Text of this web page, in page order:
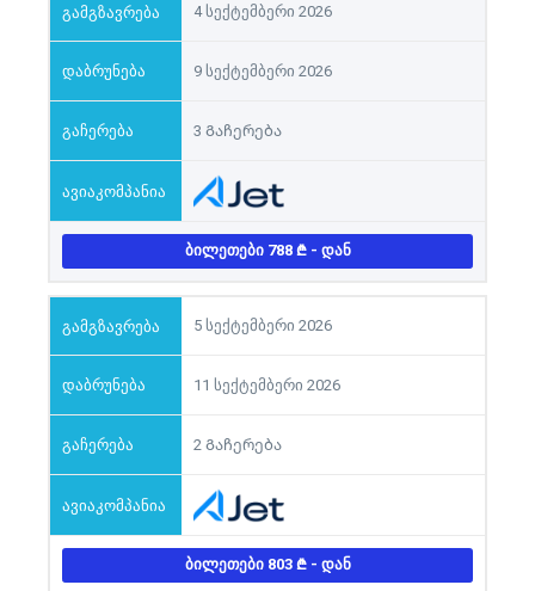
4 სექტემბერი 2026
9 სექტემბერი 2026
3 Გაჩერება
ᲑᲘᲚᲔᲗᲔᲑᲘ 788 - ᲓᲐᲜ
5 სექტემბერი 2026
11 სექტემბერი 2026
2 Გაჩერება
ᲑᲘᲚᲔᲗᲔᲑᲘ 803 - ᲓᲐᲜ